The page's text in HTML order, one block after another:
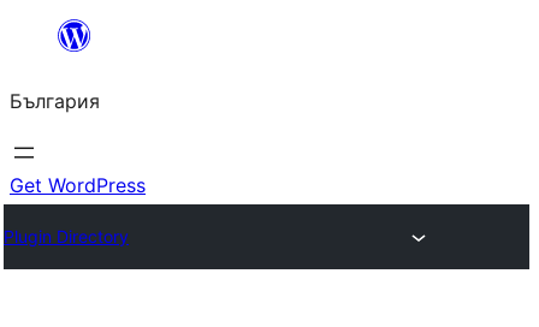
България
Get WordPress
Plugin Directory